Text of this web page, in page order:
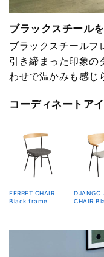
ブラックスチール
ブラックスチールフ
引き締まった印象の
わせで温かみも感じ
コーディネートア
FERRET CHAIR
Black frame
DJANGO
CHAIR